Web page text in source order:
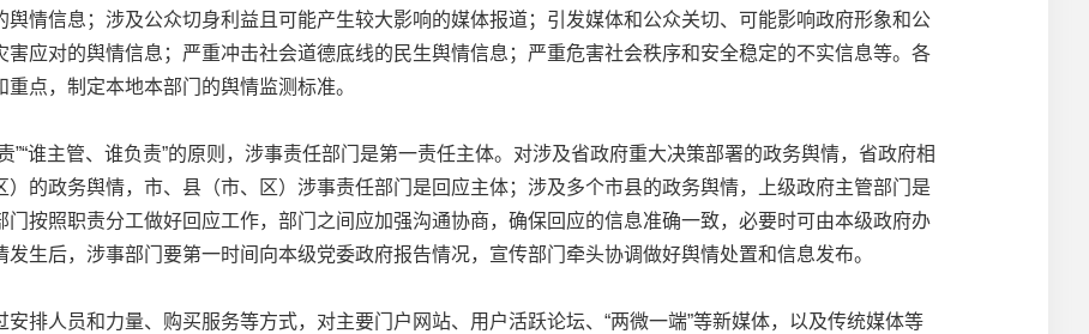
情信息；涉及公众切身利益且可能产生较大影响的媒体报道；引发媒体和公众关切、可能影响政府形象和公
应对的舆情信息；严重冲击社会道德底线的民生舆情信息；严重危害社会秩序和安全稳定的不实信息等。各
点，制定本地本部门的舆情监测标准。
谁主管、谁负责”的原则，涉事责任部门是第一责任主体。对涉及省政府重大决策部署的政务舆情，省政府相
的政务舆情，市、县（市、区）涉事责任部门是回应主体；涉及多个市县的政务舆情，上级政府主管部门是
按照职责分工做好回应工作，部门之间应加强沟通协商，确保回应的信息准确一致，必要时可由本级政府办
生后，涉事部门要第一时间向本级党委政府报告情况，宣传部门牵头协调做好舆情处置和信息发布。
人员和力量、购买服务等方式，对主要门户网站、用户活跃论坛、“两微一端”等新媒体，以及传统媒体等